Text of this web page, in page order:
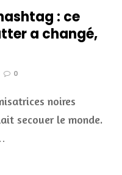
: ce
a changé,
0
noires
secouer le monde.